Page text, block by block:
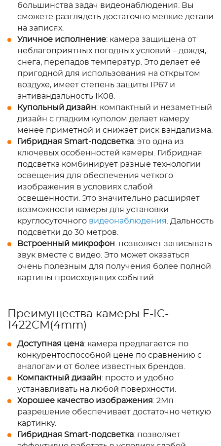
большинства задач видеонаблюдения. Вы
сможете разглядеть достаточно мелкие детали
на записях.
Уличное исполнение: камера защищена от
неблагоприятных погодных условий – дождя,
снега, перепадов температур. Это делает её
пригодной для использования на открытом
воздухе, имеет степень защиты IP67 и
антивандальность IK08.
Купольный дизайн: компактный и незаметный
дизайн с гладким куполом делает камеру
менее приметной и снижает риск вандализма.
Гибридная Smart-подсветка: это одна из
ключевых особенностей камеры. Гибридная
подсветка комбинирует разные технологии
освещения для обеспечения четкого
изображения в условиях слабой
освещенности. Это значительно расширяет
возможности камеры для установки
круглосуточного видеонаблюдения
. Дальность
подсветки до 30 метров.
Встроенный микрофон: позволяет записывать
звук вместе с видео. Это может оказаться
очень полезным для получения более полной
картины происходящих событий.
Преимущества камеры F-IC-
1422CM(4mm)
Доступная цена: камера предлагается по
конкурентоспособной цене по сравнению с
аналогами от более известных брендов.
Компактный дизайн: просто и удобно
устанавливать на любой поверхности.
Хорошее качество изображения: 2Мп
разрешение обеспечивает достаточно четкую
картинку.
Гибридная Smart-подсветка: позволяет